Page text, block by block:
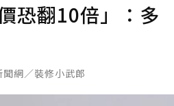
恐翻10倍」：多
聞網／裝修小武郎